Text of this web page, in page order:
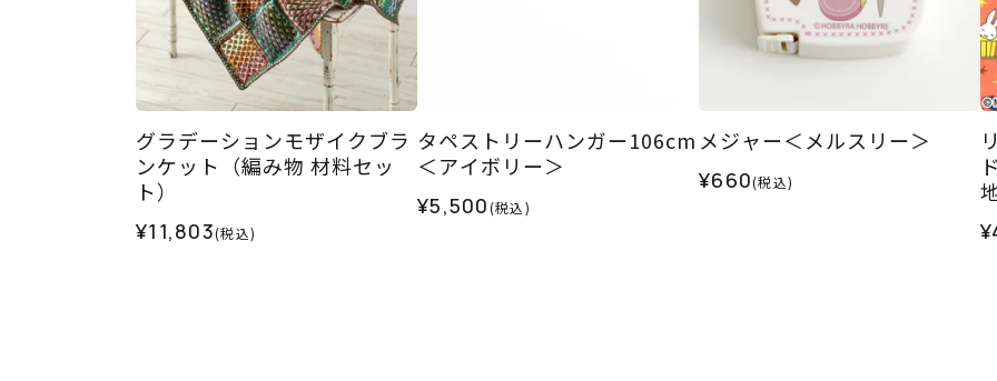
グラデーションモザイクブラ
ンケット（編み物 材料セッ
ト）
¥11,803(税込)
タペストリーハンガー106cm
＜アイボリー＞
¥5,500(税込)
メジャー＜メルスリー＞
¥660(税込)